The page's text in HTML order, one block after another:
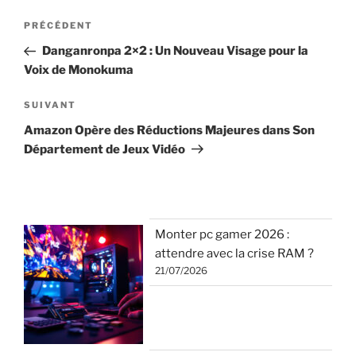
Navigation
l’article
Article
précédent
PRÉCÉDENT
Danganronpa 2×2 : Un Nouveau Visage pour la
Voix de Monokuma
Article
suivant
SUIVANT
Amazon Opère des Réductions Majeures dans Son
Département de Jeux Vidéo
Monter pc gamer 2026 :
attendre avec la crise RAM ?
21/07/2026